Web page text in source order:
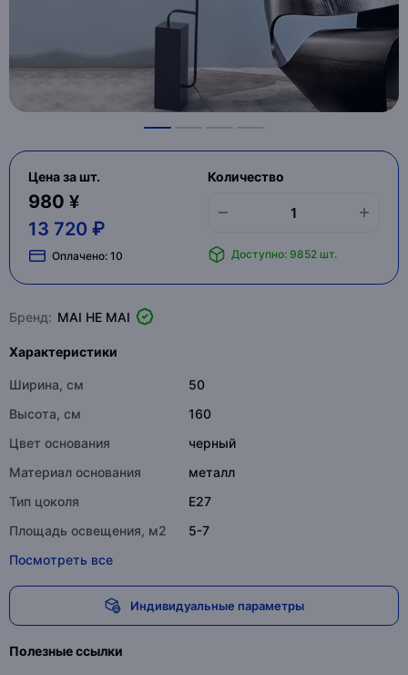
Цена за шт.
980 ¥
13 720 ₽
Оплачено: 10
Количество
Доступно: 9852 шт.
Бренд: MAI HE MAI
Характеристики
Ширина, см
50
Высота, см
160
Цвет основания
черный
Материал основания
металл
Тип цоколя
E27
Площадь освещения, м2
5-7
Посмотреть все
Индивидуальные параметры
Полезные ссылки